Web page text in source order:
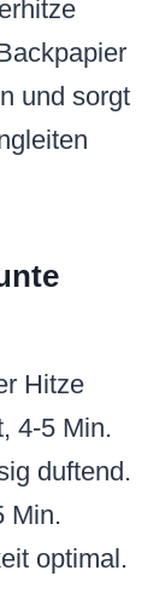
duftend.
Min.
optimal.
cremig